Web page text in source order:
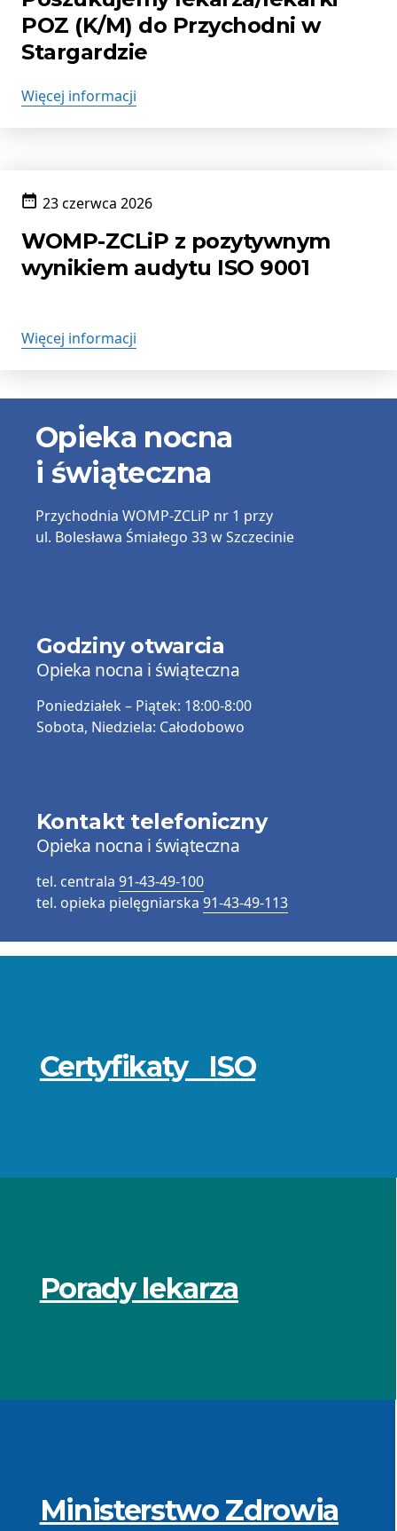
POZ (K/M) do Przychodni w
Stargardzie
Więcej informacji
Data
publikacji:
23 czerwca 2026
WOMP-ZCLiP z pozytywnym
wynikiem audytu ISO 9001
Więcej informacji
kontaktowe
Opieka nocna
i świąteczna
Przychodnia WOMP-ZCLiP nr 1 przy
ul. Bolesława Śmiałego 33 w Szczecinie
Godziny otwarcia
Opieka nocna i świąteczna
Poniedziałek – Piątek: 18:00-8:00
Sobota, Niedziela: Całodobowo
Kontakt telefoniczny
Opieka nocna i świąteczna
tel. centrala 91-43-49-100
tel. opieka pielęgniarska 91-43-49-113
Przydatne
Certyfikaty ISO
Porady lekarza
Ministerstwo Zdrowia